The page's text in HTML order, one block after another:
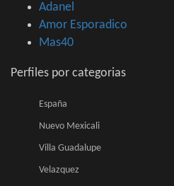
Adanel
Amor Esporadico
Mas40
Perfiles por categorias
España
Nuevo Mexicali
Villa Guadalupe
Velazquez